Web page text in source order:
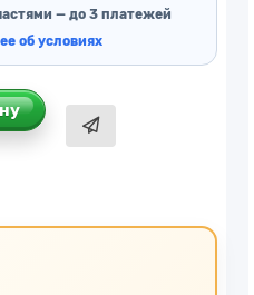
— до 3 платежей
об условиях